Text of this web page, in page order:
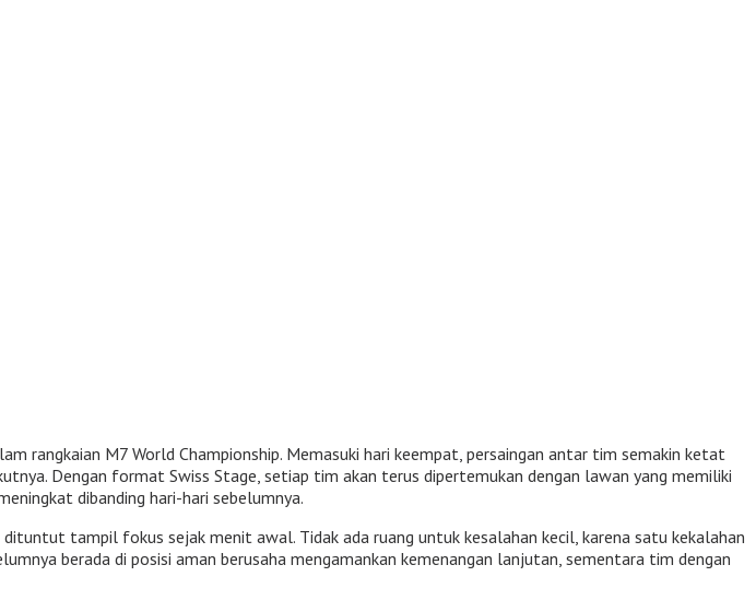
rangkaian M7 World Championship. Memasuki hari keempat, persaingan antar tim semakin ketat
Dengan format Swiss Stage, setiap tim akan terus dipertemukan dengan lawan yang memiliki
dibanding hari-hari sebelumnya.
tampil fokus sejak menit awal. Tidak ada ruang untuk kesalahan kecil, karena satu kekalahan
berada di posisi aman berusaha mengamankan kemenangan lanjutan, sementara tim dengan